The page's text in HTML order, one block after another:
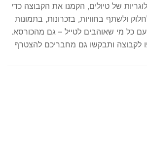
של טיולים, הקמנו את הקבוצה כדי
ולשתף בחוויות, בזכרונות, בתמונות
כל מי שאוהבים לטייל – גם מהכורסא.